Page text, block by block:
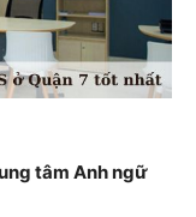
tâm Anh ngữ